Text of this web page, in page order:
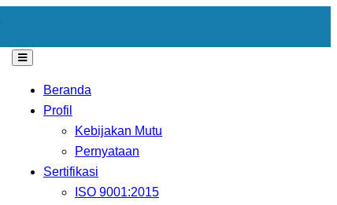
Beranda
Profil
Kebijakan Mutu
Pernyataan
Sertifikasi
ISO 9001:2015